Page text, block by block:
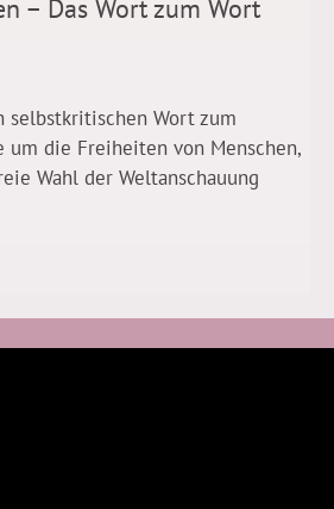
– Das Wort zum Wort
selbstkritischen Wort zum
um die Freiheiten von Menschen,
Wahl der Weltanschauung